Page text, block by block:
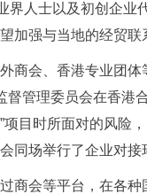
界人士以及初创企
加强与当地的经贸
商会、香港专业团
督管理委员会在香
项目时所面对的风
同场举行了企业对接
商会等平台，在各